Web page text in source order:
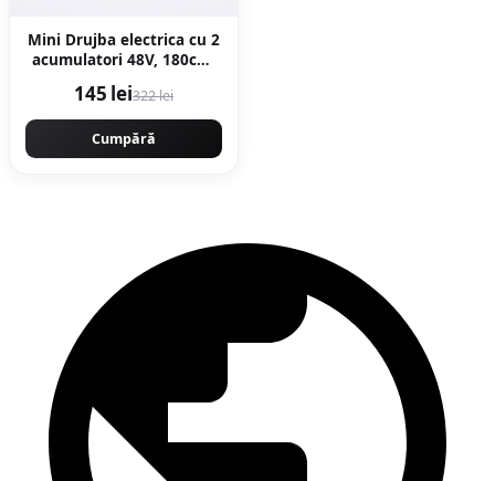
Mini Drujba electrica cu 2
acumulatori 48V, 180cm,
transport, Campion
CMP1798
145 lei322 lei
Cumpără